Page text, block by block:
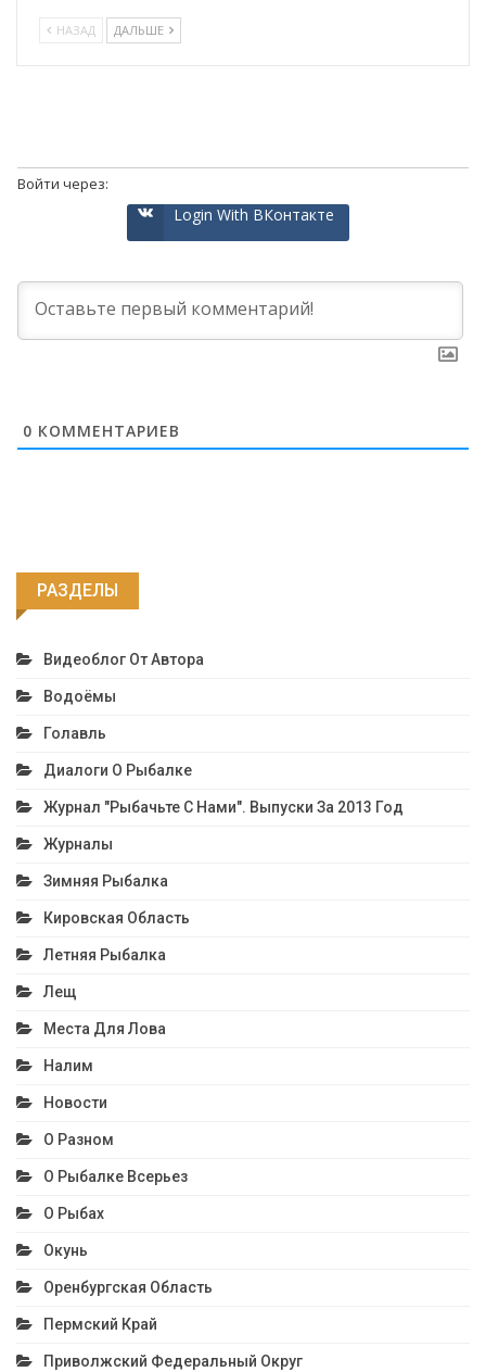
НАЗАД ДАЛЬШЕ
Войти через:
Login With ВКонтакте
0 КОММЕНТАРИЕВ
РАЗДЕЛЫ
Видеоблог От Автора
Водоёмы
Голавль
Диалоги О Рыбалке
Журнал "Рыбачьте С Нами". Выпуски За 2013 Год
Журналы
Зимняя Рыбалка
Кировская Область
Летняя Рыбалка
Лещ
Места Для Лова
Налим
Новости
О Разном
О Рыбалке Всерьез
О Рыбах
Окунь
Оренбургская Область
Пермский Край
Приволжский Федеральный Округ